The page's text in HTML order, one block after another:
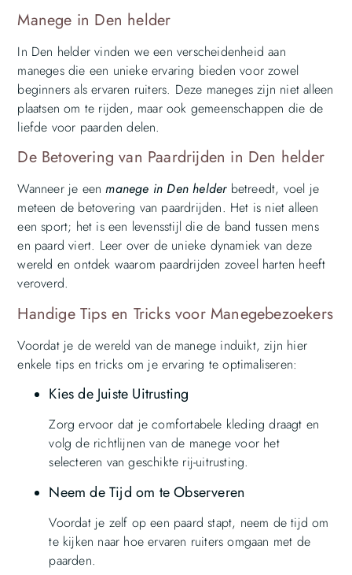
Manege in Den helder
In Den helder vinden we een verscheidenheid aan
maneges die een unieke ervaring bieden voor zowel
beginners als ervaren ruiters. Deze maneges zijn niet alleen
plaatsen om te rijden, maar ook gemeenschappen die de
liefde voor paarden delen.
De Betovering van Paardrijden in Den helder
Wanneer je eenmanege in Den helderbetreedt, voel je
meteen de betovering van paardrijden. Het is niet alleen
een sport; het is een levensstijl die de band tussen mens
en paard viert. Leer over de unieke dynamiek van deze
wereld en ontdek waarom paardrijden zoveel harten heeft
veroverd.
Handige Tips en Tricks voor Manegebezoekers
Voordat je de wereld van de manege induikt, zijn hier
enkele tips en tricks om je ervaring te optimaliseren:
Kies de Juiste Uitrusting
Zorg ervoor dat je comfortabele kleding draagt en
volg de richtlijnen van de manege voor het
selecteren van geschikte rij-uitrusting.
Neem de Tijd om te Observeren
Voordat je zelf op een paard stapt, neem de tijd om
te kijken naar hoe ervaren ruiters omgaan met de
paarden.